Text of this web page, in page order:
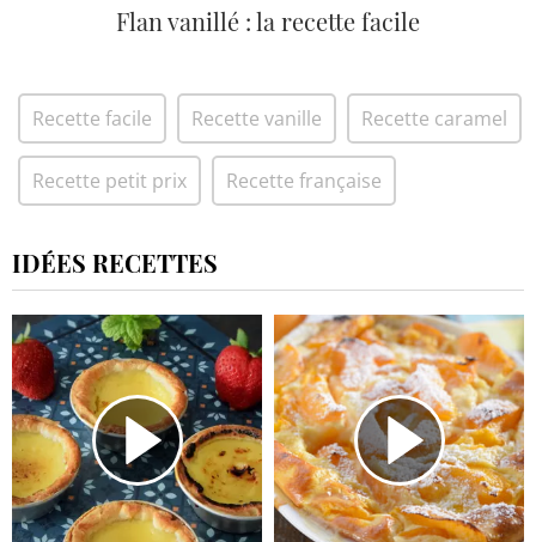
Flan vanillé : la recette facile
Recette facile Recette vanille Recette caramel
Recette petit prix Recette française
IDÉES RECETTES